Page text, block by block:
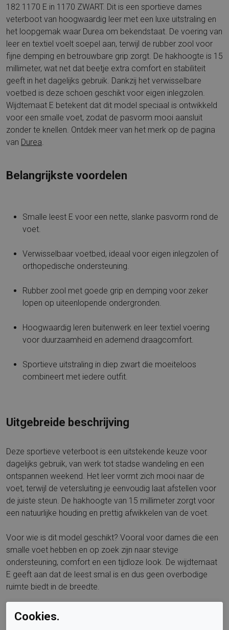
182 1170 E in 1170 ZWART. Dit is een sportieve dames
veterboot van hoogwaardig leer met een luxe uitstraling en
het loopgemak waar Durea om bekendstaat. De voering van
leer en textiel voelt soepel aan, terwijl de rubber zool voor
fijne demping en betrouwbare grip zorgt. De hakhoogte is 15
millimeter, wat net dat beetje extra comfort en stabiliteit
geeft in het dagelijks gebruik. Dankzij het verwisselbare
voetbed is deze schoen geschikt voor eigen inlegzolen.
Wijdtemaat E betekent dat dit model speciaal is ontwikkeld
voor een smalle voet, zodat de pasvorm mooi aansluit
zonder te knellen. Ontdek meer van het merk op de pagina
van Durea.
Belangrijkste voordelen
Smalle leest E voor een nette, slanke pasvorm rond de
voet.
Verwisselbaar voetbed, ideaal voor eigen inlegzolen of
orthopedische ondersteuning.
Rubber zool met goede grip en demping voor zeker
lopen op uiteenlopende ondergronden.
Hoogwaardig leren buitenwerk en leer textiel voering
voor duurzaamheid en ademend draagcomfort.
Sportieve uitstraling in diep zwart die moeiteloos
combineert met iedere outfit.
Uitgebreide beschrijving
Deze sportieve veterboot is een uitstekende keuze voor
dagelijks gebruik, van werk tot stadse wandeling en een
ontspannen weekend. Het leer vormt zich mooi naar de
voet, terwijl de vetersluiting je eenvoudig laat afstellen voor
de juiste steun. De hakhoogte van 15 millimeter zorgt voor
een natuurlijke houding en prettig afwikkelen van de voet.
Voor wie is dit model geschikt? Vooral voor dames die een
smalle voet hebben en op zoek zijn naar stevige
ondersteuning, comfort en een tijdloze look. De wijdtemaat
E geeft aan dat de leest smal is en dus geen overbodige
ruimte biedt in de breedte.
Is de schoen waterdicht? Leer is van nature niet volledig
waterdicht, maar wel goed bestand tegen spatwater. Met
Cookies.